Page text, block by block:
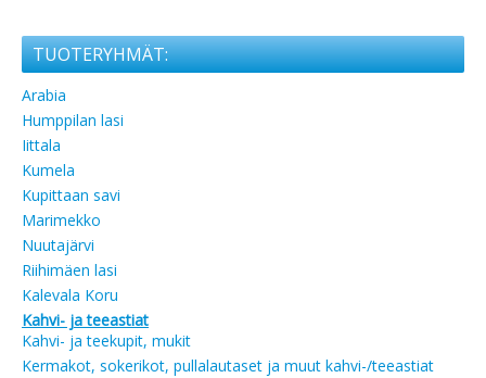
TUOTERYHMÄT:
Arabia
Humppilan lasi
Iittala
Kumela
Kupittaan savi
Marimekko
Nuutajärvi
Riihimäen lasi
Kalevala Koru
Kahvi- ja teeastiat
Kahvi- ja teekupit, mukit
Kermakot, sokerikot, pullalautaset ja muut kahvi-/teeastiat